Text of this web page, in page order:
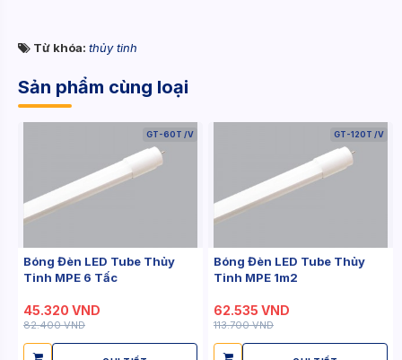
Từ khóa: thủy tinh
Sản phẩm cùng loại
GT-60T /V
Bóng Đèn LED Tube Thủy
Tinh MPE 6 Tấc
45.320 VND
82.400 VND
GT-120T /V
Bóng Đèn LED Tube Thủy
Tinh MPE 1m2
62.535 VND
113.700 VND